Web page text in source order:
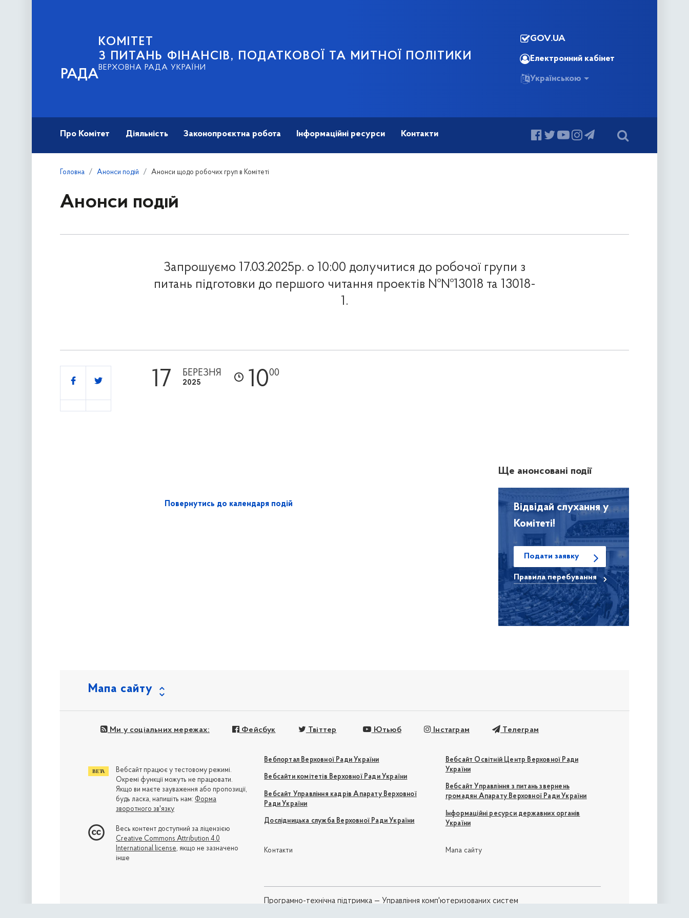
РАДА
КОМІТЕТ
З ПИТАНЬ ФІНАНСІВ, ПОДАТКОВОЇ ТА МИТНОЇ ПОЛІТИКИ
ВЕРХОВНА РАДА УКРАЇНИ
GOV.UA
Електронний кабінет
Українською
Про Комітет Діяльність Законопроєктна робота Інформаційні ресурси Контакти
Головна Анонси подій Анонси щодо робочих груп в Комітеті
Анонси подій
Запрошуємо 17.03.2025р. о 10:00 долучитися до робочої групи з
питань підготовки до першого читання проектів №№13018 та 13018-
1.
17 БЕРЕЗНЯ
2025 1000
Поділитись
Повернутись до календаря подій
Ще анонсовані події
Відвідай слухання у
Комітеті!
Подати заявку
Правилаперебування
Мапа сайту
Ми у соціальних мережах: Фейсбук Твіттер Ютьюб Інстаграм Телеграм
Вебпортал Верховної Ради України
Вебсайти комітетів Верховної Ради України
Вебсайт Управління кадрів Апарату Верховної
Ради України
Дослідницька служба Верховної Ради України
Вебсайт Освітній Центр Верховної Ради
України
Вебсайт Управління з питань звернень
громадян Апарату Верховної Ради України
Інформаційні ресурси державних органів
України
Контакти Мапа сайту
Програмно-технічна підтримка — Управління комп'ютеризованих систем
Вебсайт працює у тестовому режимі.
Окремі функції можуть не працювати.
Якщо ви маєте зауваження або пропозиції,
будь ласка, напишіть нам: Форма
зворотного зв'язку
Весь контент доступний за ліцензією
Creative Commons Attribution 4.0
International license, якщо не зазначено
інше